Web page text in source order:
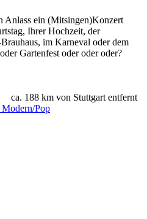
Anlass ein (Mitsingen)Konzert
Ihrer Hochzeit, der
im Karneval oder dem
Gartenfest oder oder oder?
ca. 188 km von Stuttgart entfernt
Pop